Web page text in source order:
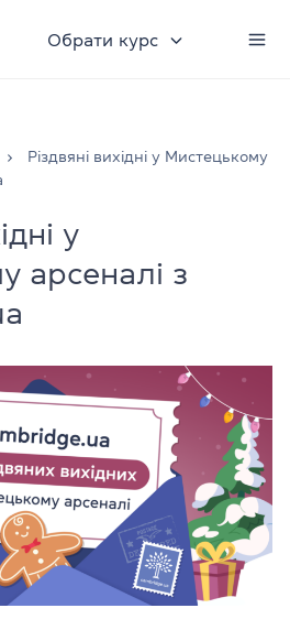
Обрати курс
Різдвяні вихідні у Мистецькому
у
арсеналі з